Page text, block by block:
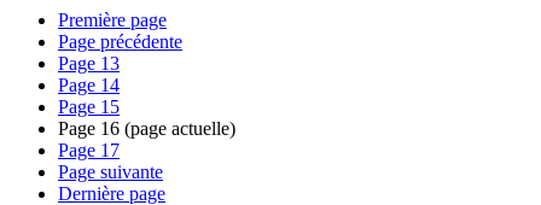
Première page
Page précédente
Page 13
Page 14
Page 15
Page 16 (page actuelle)
Page 17
Page suivante
Dernière page